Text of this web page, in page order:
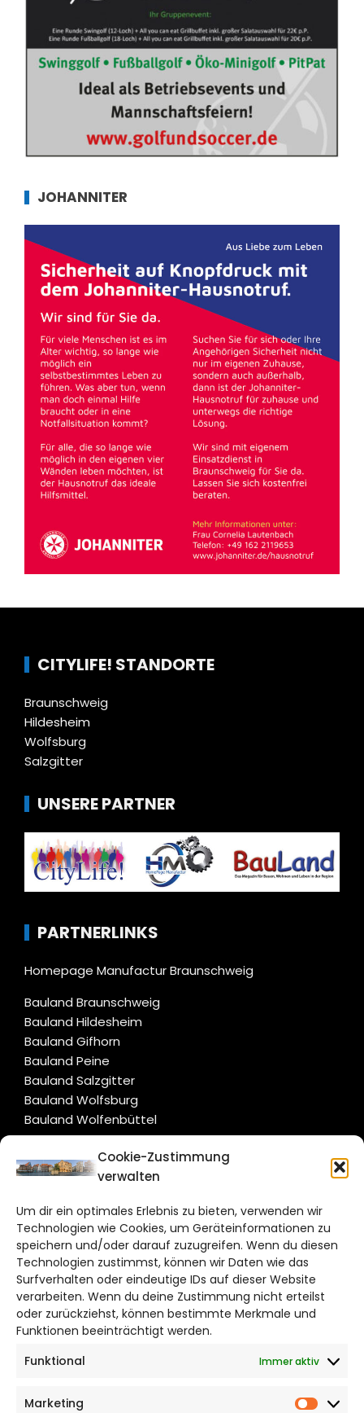
Cookie-Zustimmung
verwalten
Um dir ein optimales Erlebnis zu bieten, verwenden wir
Technologien wie Cookies, um Geräteinformationen zu
speichern und/oder darauf zuzugreifen. Wenn du diesen
Technologien zustimmst, können wir Daten wie das
Surfverhalten oder eindeutige IDs auf dieser Website
verarbeiten. Wenn du deine Zustimmung nicht erteilst
oder zurückziehst, können bestimmte Merkmale und
Funktionen beeinträchtigt werden.
Funktional
Immer aktiv
Marketing
JOHANNITER
CITYLIFE! STANDORTE
Braunschweig
Hildesheim
Wolfsburg
Salzgitter
UNSERE PARTNER
PARTNERLINKS
Homepage Manufactur Braunschweig
Bauland Braunschweig
Bauland Hildesheim
Bauland Gifhorn
Bauland Peine
Bauland Salzgitter
Bauland Wolfsburg
Bauland Wolfenbüttel
CITYLIFE!
hildesheim@citylifemedien.de
Bruchtorwall 12
38100 Braunschweig
Telefon: 0531 387220 – 65
DAS STADTMAGAZIN FÜR HILDESHEIM
Impressum
Cookie Richtlinie